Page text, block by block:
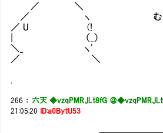
／ ＼
／ ヽ むしろ人の姿
／ U (!
| （_）
＼_ ヽ'
／ ＼
266 ： 六天 ◆vzqPMRJLt8fG ＠
21:05:20
ID:a0BytU53